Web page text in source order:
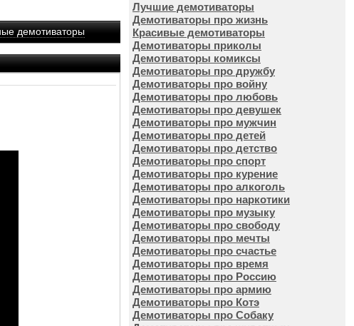
демотиваторы
Лучшие демотиваторы
Демотиваторы про жизнь
Красивые демотиваторы
Демотиваторы приколы
Демотиваторы комиксы
Демотиваторы про дружбу
Демотиваторы про войну
Демотиваторы про любовь
Демотиваторы про девушек
Демотиваторы про мужчин
Демотиваторы про детей
Демотиваторы про детство
Демотиваторы про спорт
Демотиваторы про курение
Демотиваторы про алкоголь
Демотиваторы про наркотики
Демотиваторы про музыку
Демотиваторы про свободу
Демотиваторы про мечты
Демотиваторы про счастье
Демотиваторы про время
Демотиваторы про Россию
Демотиваторы про армию
Демотиваторы про Котэ
Демотиваторы про Собаку